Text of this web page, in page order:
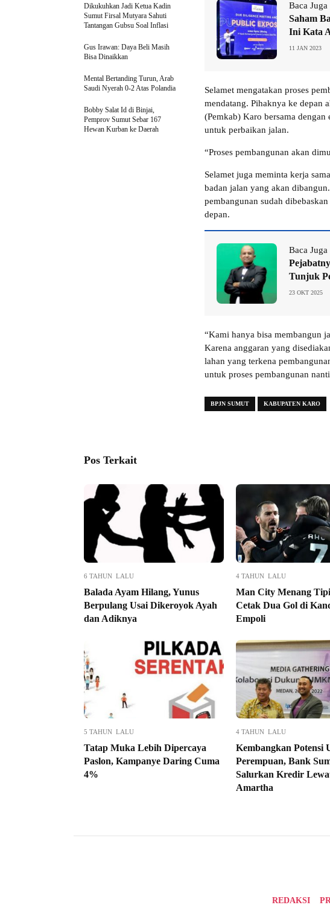
Baca Juga
Saham
Ini Kata
11 JAN 2023
Selamet mengatakan proses
mendatang. Pihaknya ke depan
(Pemkab) Karo bersama dengan
untuk perbaikan jalan.
“Proses pembangunan akan
Selamet juga meminta kerja
badan jalan yang akan
pembangunan sudah
depan.
Baca Juga
Tunjuk
23 OKT 2025
“Kami hanya bisa membangun
Karena anggaran yang
lahan yang terkena
untuk proses pembangunan
BPJN SUMUT KABUPATEN KARO
Dikukuhkan Jadi Ketua Kadin
Sumut Firsal Mutyara Sahuti
Tantangan Gubsu Soal Inflasi
Gus Irawan: Daya Beli Masih
Bisa Dinaikkan
Mental Bertanding Turun, Arab
Saudi Nyerah 0-2 Atas Polandia
Bobby Salat Id di Binjai,
Pemprov Sumut Sebar 167
Hewan Kurban ke Daerah
Pos Terkait
6 TAHUN LALU
Balada Ayam Hilang, Yunus
Berpulang Usai Dikeroyok Ayah
dan Adiknya
4 TAHUN LALU
Man City Menang
Cetak Dua Gol di
Empoli
5 TAHUN LALU
Tatap Muka Lebih Dipercaya
Paslon, Kampanye Daring Cuma
4%
4 TAHUN LALU
Kembangkan Potensi
Perempuan, Bank
Salurkan Kredir
Amartha
REDAKSI